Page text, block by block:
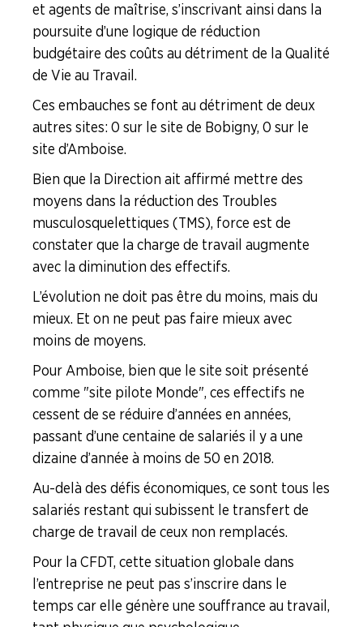
et agents de maîtrise, s’inscrivant ainsi dans la
poursuite d’une logique de réduction
budgétaire des coûts au détriment de la Qualité
de Vie au Travail.
Ces embauches se font au détriment de deux
autres sites : 0 sur le site de Bobigny, 0 sur le
site d’Amboise.
Bien que la Direction ait affirmé mettre des
moyens dans la réduction des Troubles
musculosquelettiques (TMS), force est de
constater que la charge de travail augmente
avec la diminution des effectifs.
L’évolution ne doit pas être du moins, mais du
mieux. Et on ne peut pas faire mieux avec
moins de moyens.
Pour Amboise, bien que le site soit présenté
comme "site pilote Monde", ces effectifs ne
cessent de se réduire d’années en années,
passant d’une centaine de salariés il y a une
dizaine d’année à moins de 50 en 2018.
Au-delà des défis économiques, ce sont tous les
salariés restant qui subissent le transfert de
charge de travail de ceux non remplacés.
Pour la CFDT, cette situation globale dans
l’entreprise ne peut pas s’inscrire dans le
temps car elle génère une souffrance au travail,